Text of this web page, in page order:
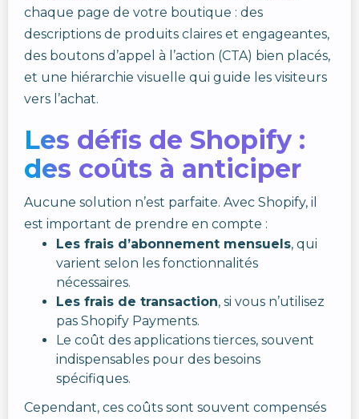
chaque page de votre boutique : des
descriptions de produits claires et engageantes,
des boutons d’appel à l’action (CTA) bien placés,
et une hiérarchie visuelle qui guide les visiteurs
vers l’achat.
Les défis de Shopify :
des coûts à anticiper
Aucune solution n’est parfaite. Avec Shopify, il
est important de prendre en compte :
Les frais d’abonnement mensuels, qui
varient selon les fonctionnalités
nécessaires.
Les frais de transaction, si vous n’utilisez
pas Shopify Payments.
Le coût des applications tierces, souvent
indispensables pour des besoins
spécifiques.
Cependant, ces coûts sont souvent compensés